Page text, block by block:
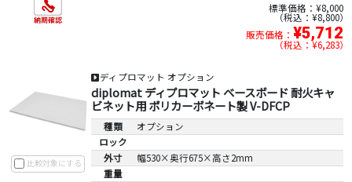
標準価格：¥8,000
税込：¥8,800
販売価格： ¥5,712
税込：¥6,283
比較対象にする
ディプロマット オプション
diplomat ディプロマット ベースボード 耐火キャ
ビネット用 ポリカーボネート製 V-DFCP
種類
オプション
ロック
外寸
幅530×奥行675×高さ2mm
重量